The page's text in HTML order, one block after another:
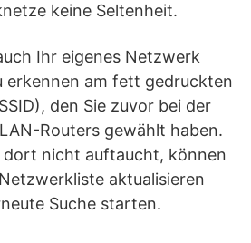
keine Seltenheit.
Ihr eigenes Netzwerk
erkennen am fett gedruckten
den Sie zuvor bei der
Routers gewählt haben.
dort nicht auftaucht, können
aktualisieren
Suche starten.